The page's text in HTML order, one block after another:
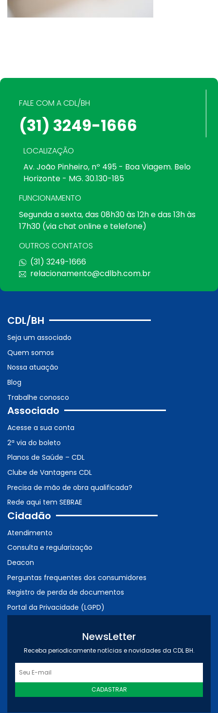
FALE COM A CDL/BH
(31) 3249-1666
LOCALIZAÇÃO
Av. João Pinheiro, nº 495 - Boa Viagem. Belo
Horizonte - MG. 30.130-185
FUNCIONAMENTO
Segunda a sexta, das 08h30 às 12h e das 13h às
17h30 (via chat online e telefone)
OUTROS CONTATOS
(31) 3249-1666
relacionamento@cdlbh.com.br
CDL/BH
Seja um associado
Quem somos
Nossa atuação
Blog
Trabalhe conosco
Associado
Acesse a sua conta
2ª via do boleto
Planos de Saúde – CDL
Clube de Vantagens CDL
Precisa de mão de obra qualificada?
Rede aqui tem SEBRAE
Cidadão
Atendimento
Consulta e regularização
Deacon
Perguntas frequentes dos consumidores
Registro de perda de documentos
Portal da Privacidade (LGPD)
NewsLetter
Receba periodicamente notícias e novidades da CDL BH.
CADASTRAR